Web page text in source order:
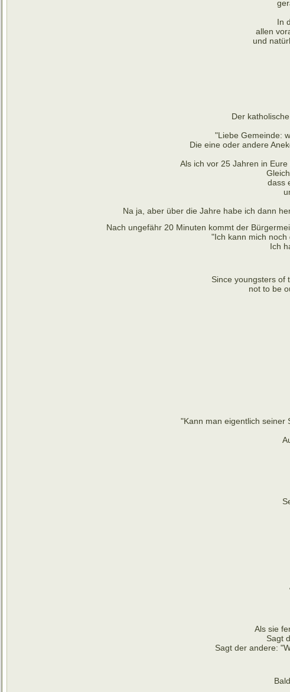
In
allen
und
Der
"Liebe Gemeinde:
Die eine oder andere
Als ich vor 25 Jahren in
dass
Na ja, aber über die Jahre habe ich dann
Nach ungefähr 20 Minuten kommt der
"Ich kann mich
Ich
Since youngsters of
not to be
"Kann man eigentlich seiner
Als sie
Sagt
Sagt der andere: